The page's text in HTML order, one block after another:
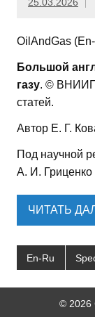
25.03.2026
OilAndGas
Большой
газу. ©
статей.
Автор Е. Г.
Под научной
А. И. Гриценко
ЧИТАТЬ
En-Ru
© 2026